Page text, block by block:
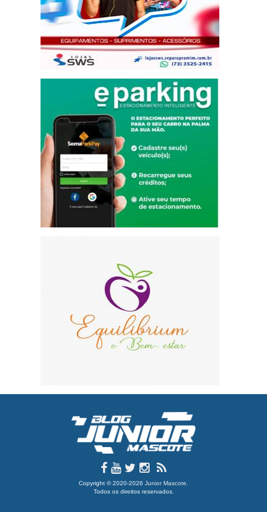
Copyright © 2020-2026 Junior Mascote
Todos os direitos reservados.